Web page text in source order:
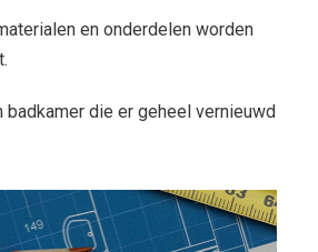
en onderdelen worden
badkamer die er geheel vernieuwd